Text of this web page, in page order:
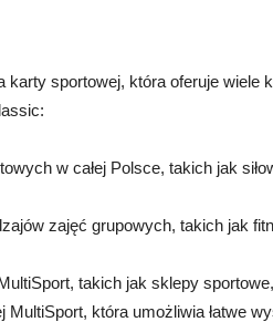
karty sportowej, która oferuje wiele
w całej Polsce, takich jak
zajęć grupowych, takich jak
takich jak sklepy
MultiSport, która umożliwia łatwe